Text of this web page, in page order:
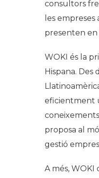
consultors
les empreses
presenten en
WOKI és la
Hispana. Des
eficientment
proposa al
gestió
A més,